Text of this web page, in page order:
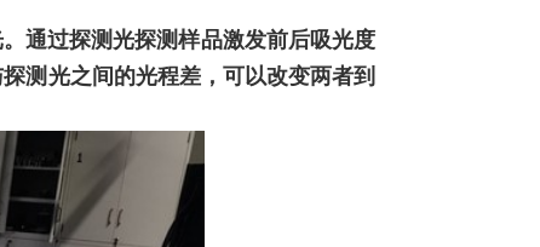
通过探测光探测样品激发前后吸光度
测光之间的光程差，可以改变两者到